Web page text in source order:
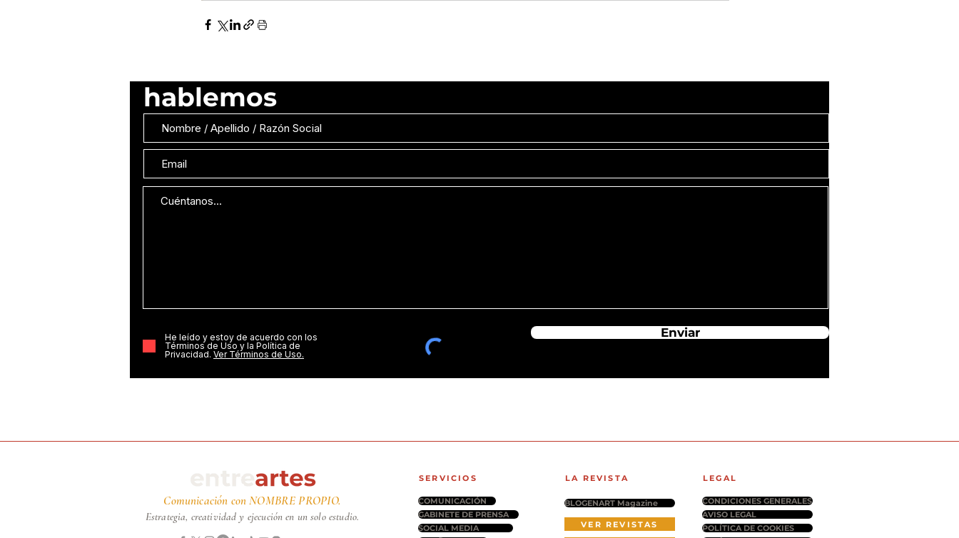
hablemos
He leído y estoy de acuerdo con los
Términos de Uso y la Política de
Privacidad. Ver Términos de Uso.
Enviar
Comunicación con NOMBRE PROPIO.
Estrategia, creatividad y ejecución en un solo estudio.
SERVICIOS
COMUNICACIÓN
GABINETE DE PRENSA
SOCIAL MEDIA
LA REVISTA
BLOGENART Magazine
VER REVISTAS
LEGAL
CONDICIONES GENERALES
AVISO LEGAL
POLÍTICA DE COOKIES